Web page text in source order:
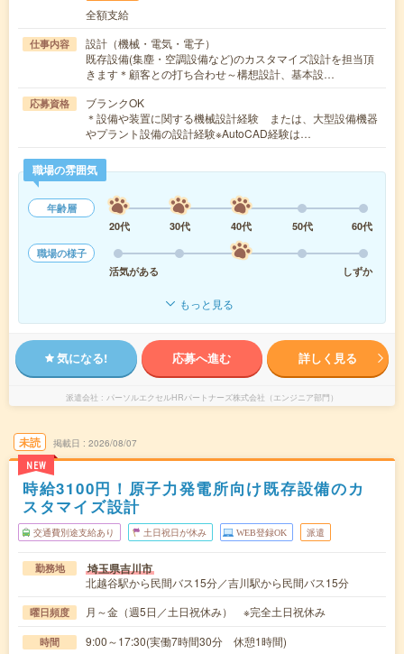
全額支給
仕事内容
設計（機械・電気・電子）
既存設備(集塵・空調設備など)のカスタマイズ設計を担当頂
きます＊顧客との打ち合わせ～構想設計、基本設…
応募資格
ブランクOK
＊設備や装置に関する機械設計経験 または、大型設備機器
やプラント設備の設計経験※AutoCAD経験は…
職場の雰囲気
年齢層
20代
30代 40代 50代
60代
職場の様子
活気がある
しずか
もっと見る
気になる! 応募へ進む 詳しく見る
派遣会社 パーソルエクセルHRパートナーズ株式会社（エンジニア部門）
未読
NEW
掲載日 2026/08/07
時給3100円！原子力発電所向け既存設備のカ
スタマイズ設計
交通費別途支給あり 土日祝日が休み WEB登録OK 派遣
勤務地 埼玉県吉川市
北越谷駅から民間バス15分／吉川駅から民間バス15分
曜日頻度 月～金（週5日／土日祝休み） ※完全土日祝休み
時間 9:00～17:30(実働7時間30分 休憩1時間)